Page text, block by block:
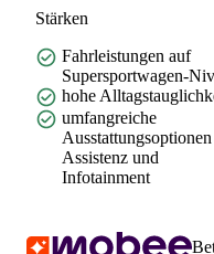
Stärken
Fahrleistungen auf
Supersportwagen-
hohe
umfangreiche
Assistenz und
Infotainment